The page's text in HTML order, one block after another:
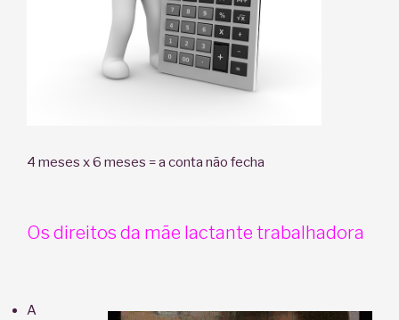
4 meses x 6 meses = a conta não fecha
Os direitos da mãe lactante trabalhadora
A